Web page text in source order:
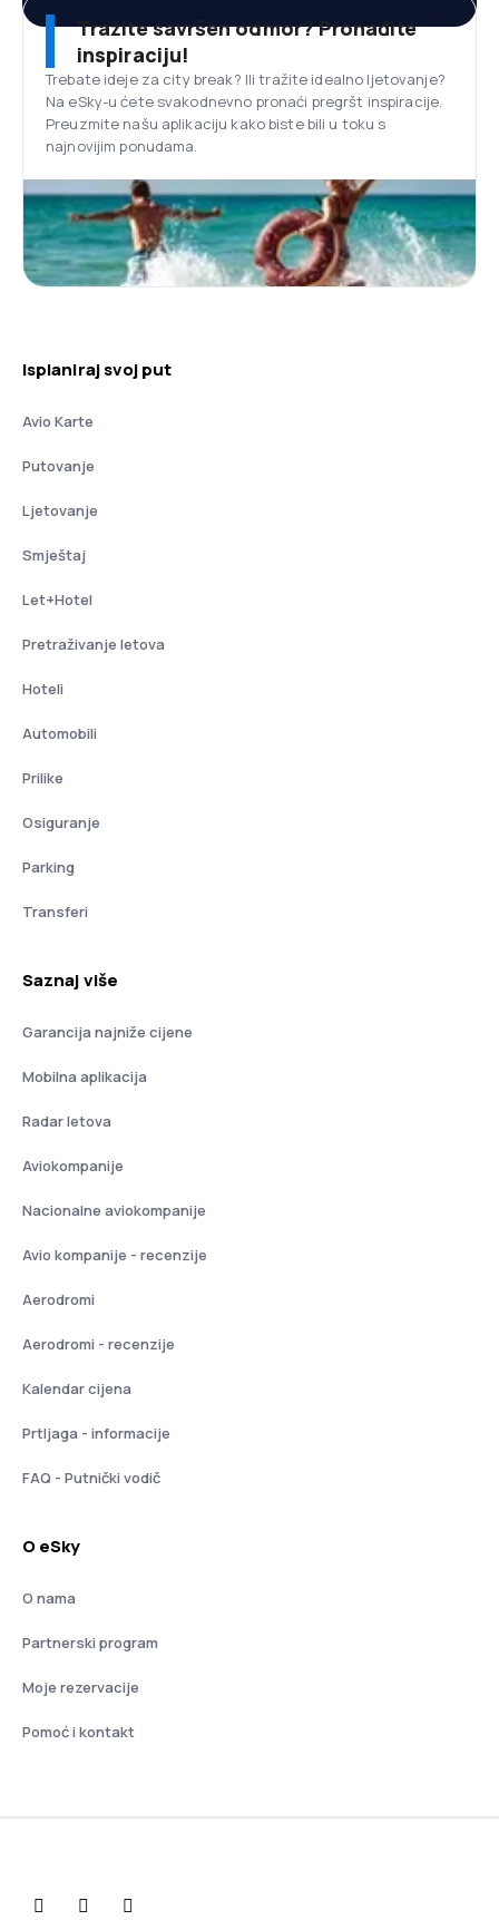
Tražite savršen odmor? Pronađite
inspiraciju!
Trebate ideje za city break? Ili tražite idealno ljetovanje?
Na eSky-u ćete svakodnevno pronaći pregršt inspiracije.
Preuzmite našu aplikaciju kako biste bili u toku s
najnovijim ponudama.
Isplaniraj svoj put
Avio Karte
Putovanje
Ljetovanje
Smještaj
Let+Hotel
Pretraživanje letova
Hoteli
Automobili
Prilike
Osiguranje
Parking
Transferi
Saznaj više
Garancija najniže cijene
Mobilna aplikacija
Radar letova
Aviokompanije
Nacionalne aviokompanije
Avio kompanije - recenzije
Aerodromi
Aerodromi - recenzije
Kalendar cijena
Prtljaga - informacije
FAQ - Putnički vodič
O eSky
O nama
Partnerski program
Moje rezervacije
Pomoć i kontakt